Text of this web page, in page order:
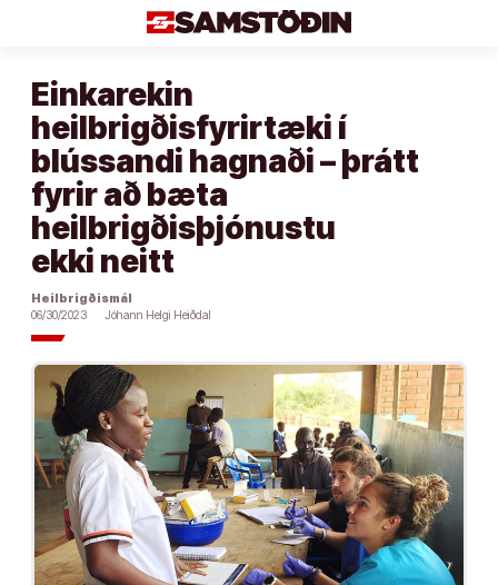
Einkarekin
heilbrigðisfyrirtæki í
blússandi hagnaði – þrátt
fyrir að bæta
heilbrigðisþjónustu
ekki neitt
Heilbrigðismál
06/30/2023
Jóhann Helgi Heiðdal